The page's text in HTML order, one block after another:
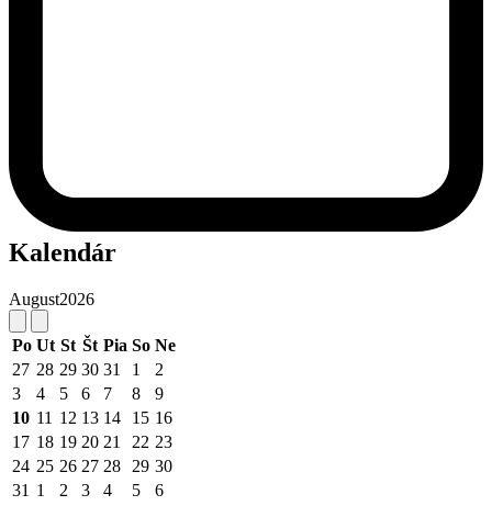
Kalendár
August2026
Po Ut St Št Pia So Ne
27 28 29 30 31 1
2
3
4 5 6 7 8
9
10 11 12 13 14 15 16
17 18 19 20 21 22 23
24 25 26 27 28 29 30
31 1 2 3 4 5 6